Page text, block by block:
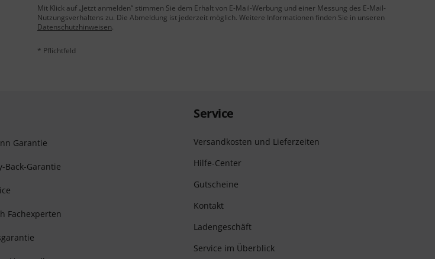
Mit Klick auf „Jetzt anmelden“ stimmen Sie dem Erhalt von E-Mail-Werbung und einer Messung des E-Mail-
Nutzungsverhaltens zu. Die Abmeldung ist jederzeit möglich. Weitere Informationen finden Sie in unseren
Datenschutzhinweisen.
* Pflichtfeld
Garantie
Back-Garantie
Fachexperten
Service
Versandkosten und Lieferzeiten
Hilfe-Center
Gutscheine
Kontakt
Ladengeschäft
Service im Überblick